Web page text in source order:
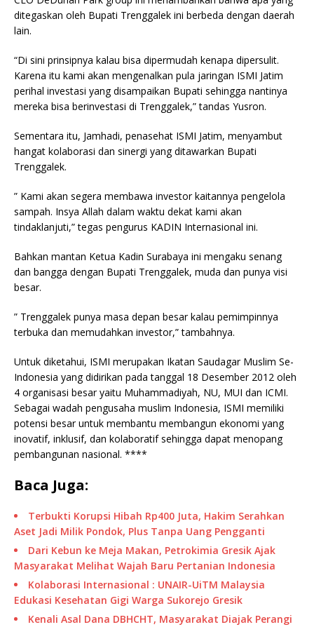
ditegaskan oleh Bupati Trenggalek ini berbeda dengan daerah
lain.
“Di sini prinsipnya kalau bisa dipermudah kenapa dipersulit.
Karena itu kami akan mengenalkan pula jaringan ISMI Jatim
perihal investasi yang disampaikan Bupati sehingga nantinya
mereka bisa berinvestasi di Trenggalek,” tandas Yusron.
Sementara itu, Jamhadi, penasehat ISMI Jatim, menyambut
hangat kolaborasi dan sinergi yang ditawarkan Bupati
Trenggalek.
” Kami akan segera membawa investor kaitannya pengelola
sampah. Insya Allah dalam waktu dekat kami akan
tindaklanjuti,” tegas pengurus KADIN Internasional ini.
Bahkan mantan Ketua Kadin Surabaya ini mengaku senang
dan bangga dengan Bupati Trenggalek, muda dan punya visi
besar.
” Trenggalek punya masa depan besar kalau pemimpinnya
terbuka dan memudahkan investor,” tambahnya.
Untuk diketahui, ISMI merupakan Ikatan Saudagar Muslim Se-
Indonesia yang didirikan pada tanggal 18 Desember 2012 oleh
4 organisasi besar yaitu Muhammadiyah, NU, MUI dan ICMI.
Sebagai wadah pengusaha muslim Indonesia, ISMI memiliki
potensi besar untuk membantu membangun ekonomi yang
inovatif, inklusif, dan kolaboratif sehingga dapat menopang
pembangunan nasional. ****
Baca Juga:
Terbukti Korupsi Hibah Rp400 Juta, Hakim Serahkan
Aset Jadi Milik Pondok, Plus Tanpa Uang Pengganti
Dari Kebun ke Meja Makan, Petrokimia Gresik Ajak
Masyarakat Melihat Wajah Baru Pertanian Indonesia
Kolaborasi Internasional : UNAIR-UiTM Malaysia
Edukasi Kesehatan Gigi Warga Sukorejo Gresik
Kenali Asal Dana DBHCHT, Masyarakat Diajak Perangi